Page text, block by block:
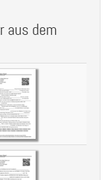
aus dem